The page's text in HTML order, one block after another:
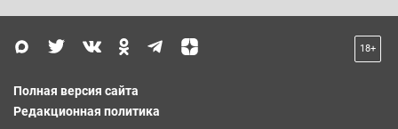
18+
Полная версия сайта
Редакционная политика